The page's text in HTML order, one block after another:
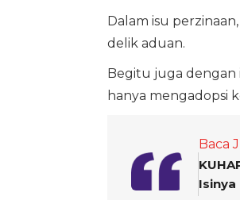
Dalam isu
delik aduan.
Begitu juga dengan
hanya mengadopsi
Baca
Isinya